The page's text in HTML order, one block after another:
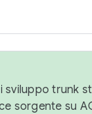
trunk
sorgente su